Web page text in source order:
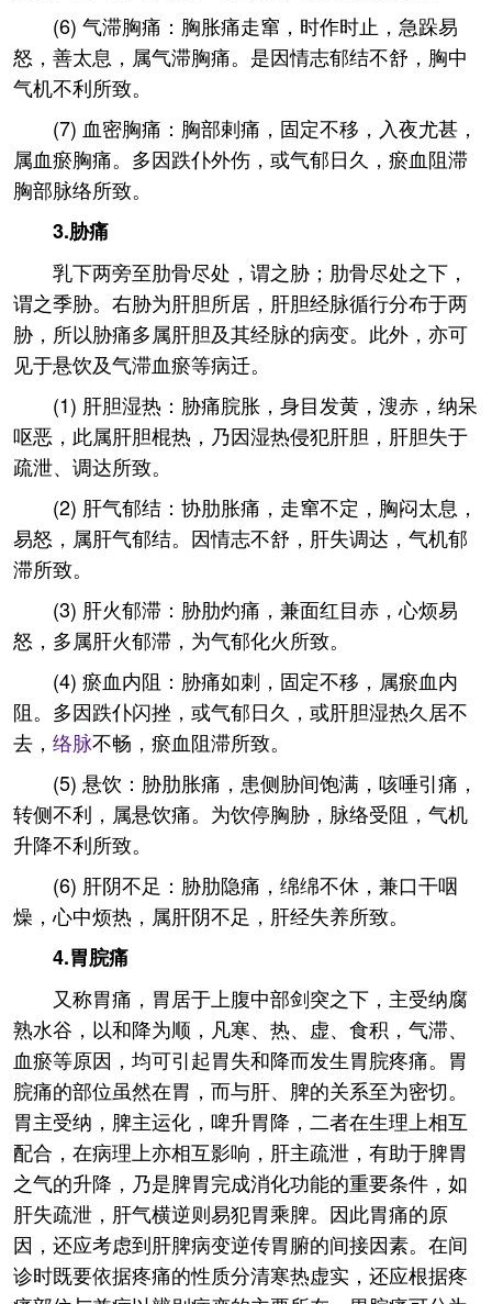
(6) 气滞胸痛：胸胀痛走窜，时作时止，急跺易
怒，善太息，属气滞胸痛。是因情志郁结不舒，胸中
气机不利所致。
(7) 血密胸痛：胸部剌痛，固定不移，入夜尤甚，
属血瘀胸痛。多因跌仆外伤，或气郁日久，瘀血阻滞
胸部脉络所致。
3.胁痛
乳下两旁至肋骨尽处，谓之胁；肋骨尽处之下，
谓之季胁。右胁为肝胆所居，肝胆经脉循行分布于两
胁，所以胁痛多属肝胆及其经脉的病变。此外，亦可
见于悬饮及气滞血瘀等病迁。
(1) 肝胆湿热：胁痛脘胀，身目发黄，溲赤，纳呆
呕恶，此属肝胆棍热，乃因湿热侵犯肝胆，肝胆失于
疏泄、调达所致。
(2) 肝气郁结：协肋胀痛，走窜不定，胸闷太息，
易怒，属肝气郁结。因情志不舒，肝失调达，气机郁
滞所致。
(3) 肝火郁滞：胁肋灼痛，兼面红目赤，心烦易
怒，多属肝火郁滞，为气郁化火所致。
(4) 瘀血内阻：胁痛如刺，固定不移，属瘀血内
阻。多因跌仆闪挫，或气郁日久，或肝胆湿热久居不
去， 络脉不畅，瘀血阻滞所致。
(5) 悬饮：胁肋胀痛，患侧胁间饱满，咳唾引痛，
转侧不利，属悬饮痛。为饮停胸胁，脉络受阻，气机
升降不利所致。
(6) 肝阴不足：胁肋隐痛，绵绵不休，兼口干咽
燥，心中烦热，属肝阴不足，肝经失养所致。
4.胃脘痛
又称胃痛，胃居于上腹中部剑突之下，主受纳腐
熟水谷，以和降为顺，凡寒、热、虚、食积，气滞、
血瘀等原因，均可引起胃失和降而发生胃脘疼痛。胃
脘痛的部位虽然在胃，而与肝、脾的关系至为密切。
胃主受纳，脾主运化，啤升胃降，二者在生理上相互
配合，在病理上亦相互影响，肝主疏泄，有助于脾胃
之气的升降，乃是脾胃完成消化功能的重要条件，如
肝失疏泄，肝气横逆则易犯胃乘脾。因此胃痛的原
因，还应考虑到肝脾病变逆传胃腑的间接因素。在间
诊时既要依据疼痛的性质分清寒热虚实，还应根据疼